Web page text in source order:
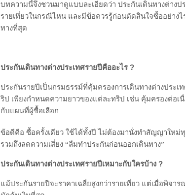
บทความนี้จึงชวนมาดูแบบละเอียดว่า ประกันเดินทางต่างป
รายเที่ยวในกรณีไหน และมีข้อควรรู้ก่อนตัดสินใจซื้ออย่าง
ทางที่สุด
ประกันเดินทางต่างประเทศรายปีคืออะไร ?
ประกันรายปีเป็นกรมธรรม์ที่คุ้มครองการเดินทางต่างประ
ริป เพียงกำหนดความยาวของแต่ละทริป เช่น คุ้มครองต่อเ
กับแผนที่ผู้ซื้อเลือก